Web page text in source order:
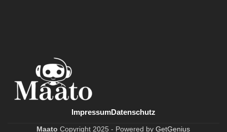
ImpressumDatenschutz
Maato Copyright 2025 - Powered byGetGenius